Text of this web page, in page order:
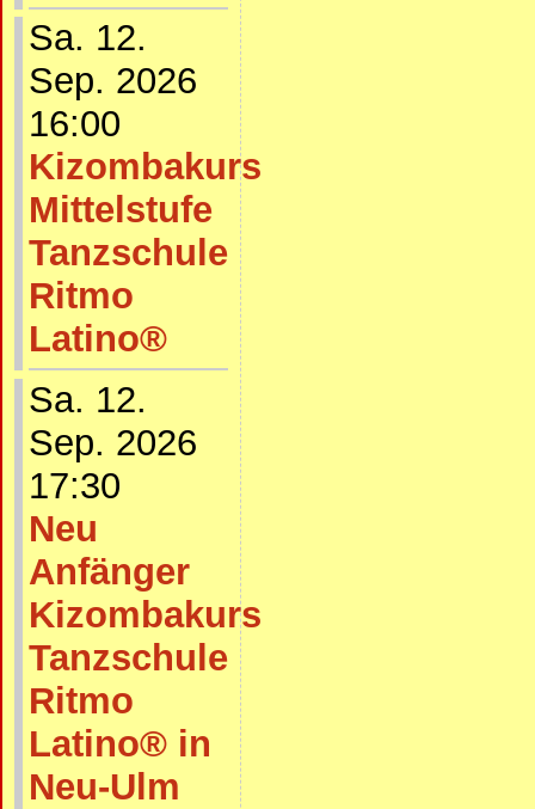
Sa. 12.
Sep. 2026
16:00
Kizombakurs
Mittelstufe
Tanzschule
Ritmo
Latino®
Sa. 12.
Sep. 2026
17:30
Neu
Anfänger
Kizombakurs
Tanzschule
Ritmo
Latino® in
Neu-Ulm